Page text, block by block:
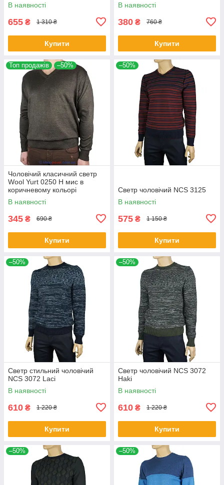
В наявності
655 ₴ 1 310 ₴
Купити
В наявності
380 ₴ 760 ₴
Купити
Топ продажів –50%
Чоловічий класичний светр
Wool Yurt 0250 Н мис в
коричневому кольорі
В наявності
345 ₴ 690 ₴
Купити
–50%
Светр чоловічий NCS 3125
В наявності
575 ₴ 1 150 ₴
Купити
–50%
Светр стильний чоловічий
NCS 3072 Laci
В наявності
610 ₴ 1 220 ₴
Купити
–50%
Светр чоловічий NCS 3072
Haki
В наявності
610 ₴ 1 220 ₴
Купити
–50% –50%